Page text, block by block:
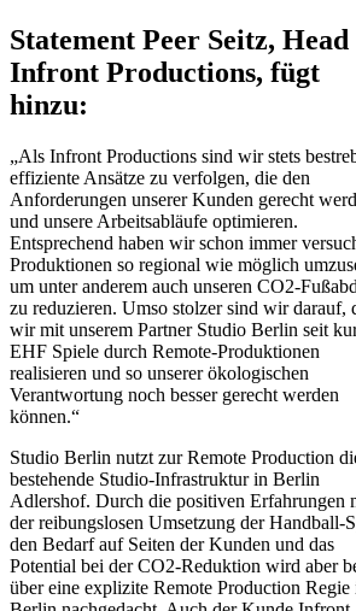
Statement Peer Seitz, Head
Infront Productions, fügt
hinzu:
„Als Infront Productions sind wir stets
effiziente Ansätze zu verfolgen, die den
Anforderungen unserer Kunden gerecht
und unsere Arbeitsabläufe optimieren.
Entsprechend haben wir schon immer
Produktionen so regional wie möglich
um unter anderem auch unseren CO2-
zu reduzieren. Umso stolzer sind wir darauf,
wir mit unserem Partner Studio Berlin seit
EHF Spiele durch Remote-Produktionen
realisieren und so unserer ökologischen
Verantwortung noch besser gerecht werden
können.“
Studio Berlin nutzt zur Remote Production
bestehende Studio-Infrastruktur in Berlin
Adlershof. Durch die positiven Erfahrungen
der reibungslosen Umsetzung der Handball-
den Bedarf auf Seiten der Kunden und das
Potential bei der CO2-Reduktion wird aber
über eine explizite Remote Production Regie